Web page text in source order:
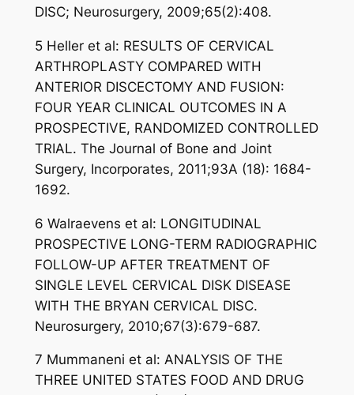
DISC; Neurosurgery, 2009;65(2):408.
5 Heller et al: RESULTS OF CERVICAL
ARTHROPLASTY COMPARED WITH
ANTERIOR DISCECTOMY AND FUSION:
FOUR YEAR CLINICAL OUTCOMES IN A
PROSPECTIVE, RANDOMIZED CONTROLLED
TRIAL. The Journal of Bone and Joint
Surgery, Incorporates, 2011;93A (18): 1684-
1692.
6 Walraevens et al: LONGITUDINAL
PROSPECTIVE LONG-TERM RADIOGRAPHIC
FOLLOW-UP AFTER TREATMENT OF
SINGLE LEVEL CERVICAL DISK DISEASE
WITH THE BRYAN CERVICAL DISC.
Neurosurgery, 2010;67(3):679-687.
7 Mummaneni et al: ANALYSIS OF THE
THREE UNITED STATES FOOD AND DRUG